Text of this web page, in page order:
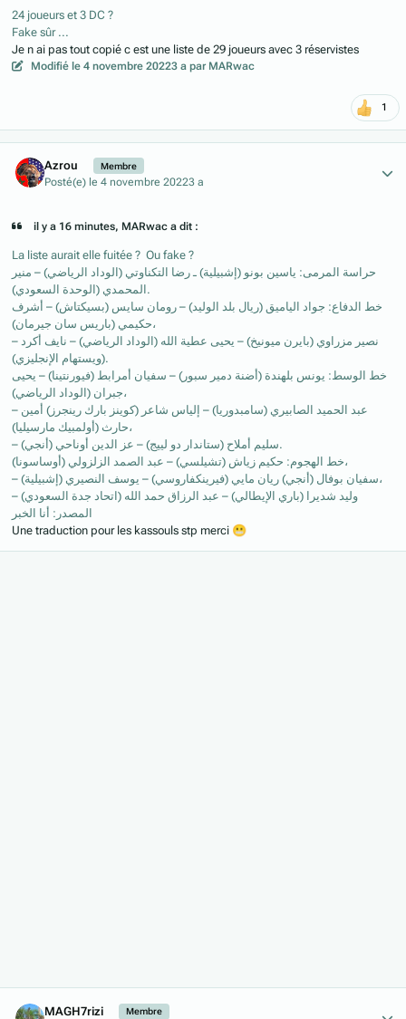
24 joueurs et 3 DC ?
Fake sûr ...
Je n ai pas tout copié c est une liste de 29 joueurs avec 3 réservistes
Modifiéle 4 novembre 20223 a par MARwac
1
Azrou Membre
Posté(e) le 4 novembre 20223 a
il y a 16 minutes, MARwac a dit :
La liste aurait elle fuitée ? Ou fake ?
حراسة المرمى: ياسين بونو (إشبيلية) ـ رضا التكناوتي (الوداد الرياضي) – منير
المحمدي (الوحدة السعودي).
خط الدفاع: جواد الياميق (ريال بلد الوليد) – رومان سايس (بسيكتاش) – أشرف
حكيمي (باريس سان جيرمان)،
– نصير مزراوي (بايرن ميونيخ) – يحيى عطية الله (الوداد الرياضي) – نايف أكرد
(ويستهام الإنجليزي).
خط الوسط: يونس بلهندة (أضنة دمير سبور) – سفيان أمرابط (فيورنتينا) – يحيى
جبران (الوداد الرياضي)،
– عبد الحميد الصابيري (سامبدوريا) – إلياس شاعر (كوينز بارك رينجرز) أمين
حارث (أولمبيك مارسيليا)،
– سليم أملاح (ستاندار دو لييج) – عز الدين أوناحي (أنجي).
خط الهجوم: حكيم زياش (تشيلسي) – عبد الصمد الزلزولي (أوساسونا)،
– سفيان بوفال (أنجي) ريان مايي (فيرينكفاروسي) – يوسف النصيري (إشبيلية)،
– وليد شديرا (باري الإيطالي) – عبد الرزاق حمد الله (اتحاد جدة السعودي)
Une traduction pour les kassouls stp merci 😬
MAGH7rizi Membre